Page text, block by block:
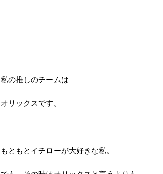
私の推しのチームは
オリックスです。
もともとイチローが大好きな私。